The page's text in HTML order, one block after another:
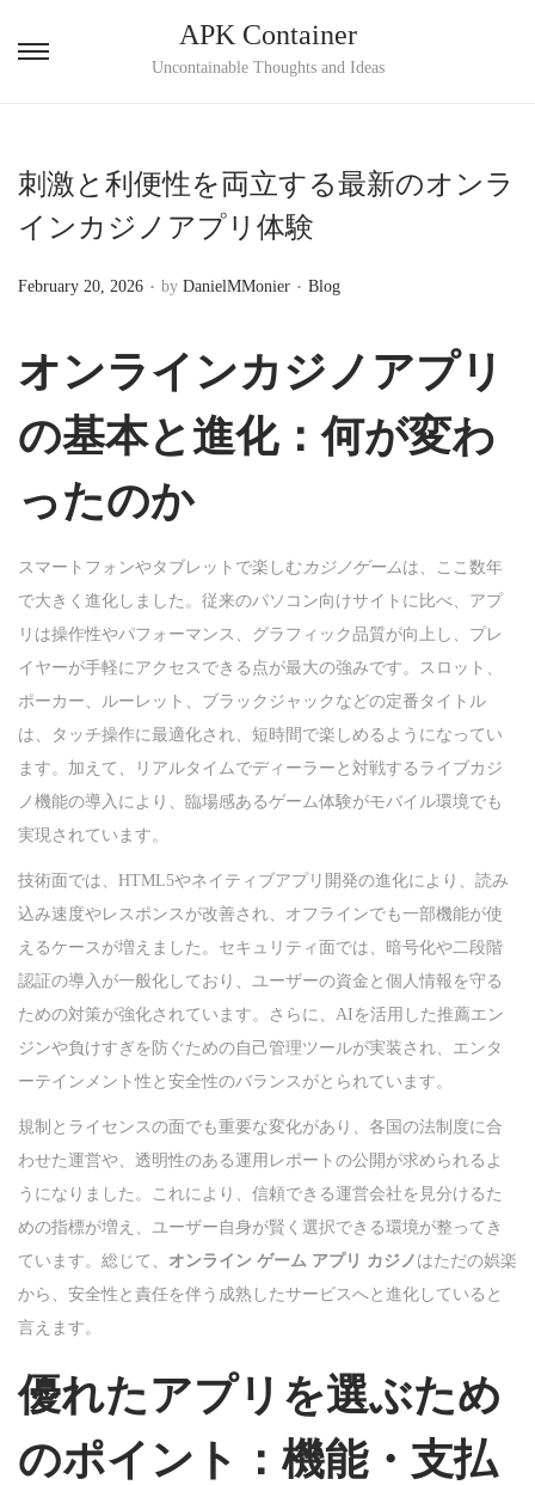
S
t
o
i
a
n
S
t
o
t
n
APK Container
Uncontainable Thoughts and Ideas
刺激と利便性を両立する最新のオンラ
インカジノアプリ体験
P
t
d
February 20, 2026 . by DanielMMonier . P
t
Blog
オンラインカジノアプリ
の基本と進化：何が変わ
ったのか
スマートフォンやタブレットで楽しむ カジノゲームは、ここ数年
で大きく進化しました。従来のパソコン向けサイトに比べ、アプ
リは操作性やパフォーマンス、グラフィック品質が向上し、プレ
イヤーが手軽にアクセスできる点が最大の強みです。スロット、
ポーカー、ルーレット、ブラックジャックなどの定番タイトル
は、タッチ操作に最適化され、短時間で楽しめるようになってい
ます。加えて、リアルタイムでディーラーと対戦するライブカジ
ノ機能の導入により、臨場感あるゲーム体験がモバイル環境でも
実現されています。
技術面では、HTML5やネイティブアプリ開発の進化により、読み
込み速度やレスポンスが改善され、オフラインでも一部機能が使
えるケースが増えました。セキュリティ面では、暗号化や二段階
認証の導入が一般化しており、ユーザーの資金と個人情報を守る
ための対策が強化されています。さらに、AIを活用した推薦エン
ジンや負けすぎを防ぐための自己管理ツールが実装され、エンタ
ーテインメント性と安全性のバランスがとられています。
規制とライセンスの面でも重要な変化があり、各国の法制度に合
わせた運営や、透明性のある運用レポートの公開が求められるよ
うになりました。これにより、信頼できる運営会社を見分けるた
めの指標が増え、ユーザー自身が賢く選択できる環境が整ってき
ています。総じて、 オンライン ゲーム アプリ カジノ はただの娯楽
から、安全性と責任を伴う成熟したサービスへと進化していると
言えます。
優れたアプリを選ぶため
のポイント：機能・支払